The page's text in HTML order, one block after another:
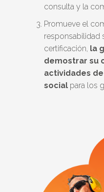
consulta y la
Promueve el
responsabilidad
certificación, la
demostrar su
actividades
social para los